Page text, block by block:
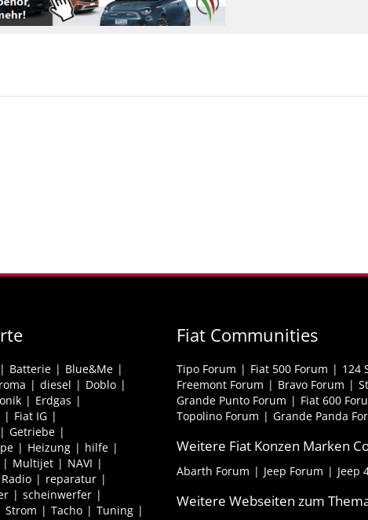
Batterie
Blue&Me
diesel
Doblo
Erdgas
Fiat IG
Getriebe
Heizung
hilfe
Multijet
NAVI
Radio
reparatur
scheinwerfer
Strom Tacho
Tuning
Fiat Communities
Tipo Forum Fiat 500 Forum
124
Freemont Forum
Bravo Forum
Grande Punto Forum
Fiat 600
Topolino Forum
Grande Panda
Weitere Fiat Konzen Marken
Abarth Forum Jeep Forum Jeep
Weitere Webseiten zum